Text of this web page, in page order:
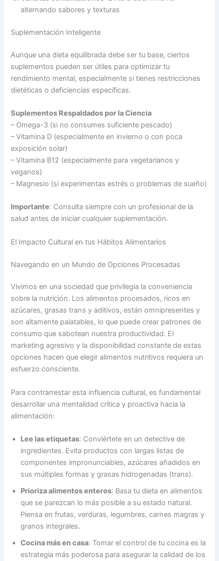
alternando sabores y texturas
Suplementación Inteligente
Aunque una dieta equilibrada debe ser tu base, ciertos
suplementos pueden ser útiles para optimizar tu
rendimiento mental, especialmente si tienes restricciones
dietéticas o deficiencias específicas.
Suplementos Respaldados por la Ciencia
– Omega-3 (si no consumes suficiente pescado)
– Vitamina D (especialmente en invierno o con poca
exposición solar)
– Vitamina B12 (especialmente para vegetarianos y
veganos)
– Magnesio (si experimentas estrés o problemas de sueño)
Importante: Consulta siempre con un profesional de la
salud antes de iniciar cualquier suplementación.
El Impacto Cultural en tus Hábitos Alimentarios
Navegando en un Mundo de Opciones Procesadas
Vivimos en una sociedad que privilegia la conveniencia
sobre la nutrición. Los alimentos procesados, ricos en
azúcares, grasas trans y aditivos, están omnipresentes y
son altamente palatables, lo que puede crear patrones de
consumo que sabotean nuestra productividad. El
marketing agresivo y la disponibilidad constante de estas
opciones hacen que elegir alimentos nutritivos requiera un
esfuerzo consciente.
Para contrarrestar esta influencia cultural, es fundamental
desarrollar una mentalidad crítica y proactiva hacia la
alimentación:
Lee las etiquetas: Conviértete en un detective de
ingredientes. Evita productos con largas listas de
componentes impronunciables, azúcares añadidos en
sus múltiples formas y grasas hidrogenadas (trans).
Prioriza alimentos enteros: Basa tu dieta en alimentos
que se parezcan lo más posible a su estado natural.
Piensa en frutas, verduras, legumbres, carnes magras y
granos integrales.
Cocina más en casa: Tomar el control de tu cocina es la
estrategia más poderosa para asegurar la calidad de los